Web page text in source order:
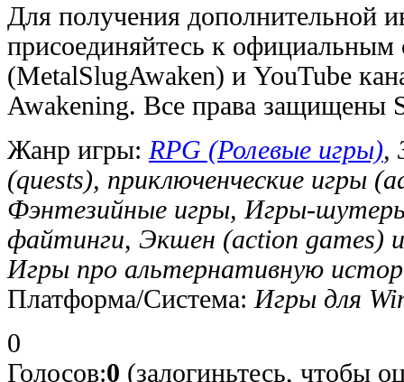
Для получения дополнительной
присоединяйтесь к
(MetalSlugAwaken) и YouTube
Awakening. Все права защищены
Жанр игры: RPG (Ролевые игры),
(quests), приключенческие игры
Фэнтезийные игры, Игры-
файтинги, Экшен (action games)
Игры про альтернативную
Платформа/Система: Игры для
0
Голосов:0 (залогиньтесь, чтобы